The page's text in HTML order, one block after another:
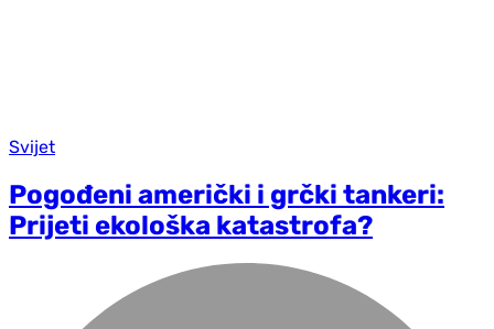
Svijet
Pogođeni američki i grčki tankeri:
Prijeti ekološka katastrofa?